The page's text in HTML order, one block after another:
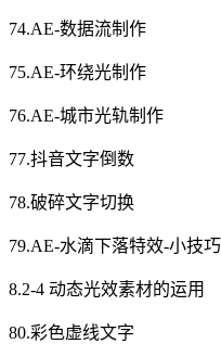
74.AE-数据流制作
75.AE-环绕光制作
76.AE-城市光轨制作
77.抖音文字倒数
78.破碎文字切换
79.AE-水滴下落特效-小技巧
8.2-4 动态光效素材的运用
80.彩色虚线文字